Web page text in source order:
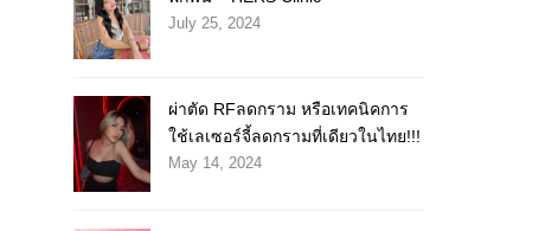
July 25, 2024
ผ่าตัด RFลดกราม หรือเทคนิคการ
ใช้เลเซอร์จี้ลดกรามที่เดียวในไทย!!!
May 14, 2024